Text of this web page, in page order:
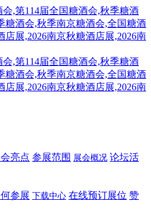
亮点 参展范围 展会概况 论坛活
参展 下载中心 在线预订展位 赞